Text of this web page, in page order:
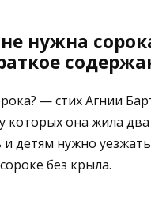
нужна
— стих Агнии
которых она жила
и детям нужно
без крыла.